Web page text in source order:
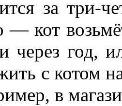
за три-
кот
через год,
с котом
в